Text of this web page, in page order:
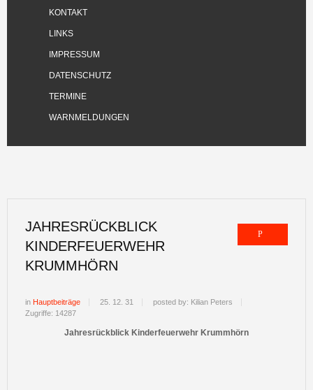
KONTAKT
LINKS
IMPRESSUM
DATENSCHUTZ
TERMINE
WARNMELDUNGEN
JAHRESRÜCKBLICK
KINDERFEUERWEHR
KRUMMHÖRN
in Hauptbeiträge 25. 12. 31
posted by: Kilian Peters
Zugriffe: 14287
Jahresrückblick Kinderfeuerwehr Krummhörn